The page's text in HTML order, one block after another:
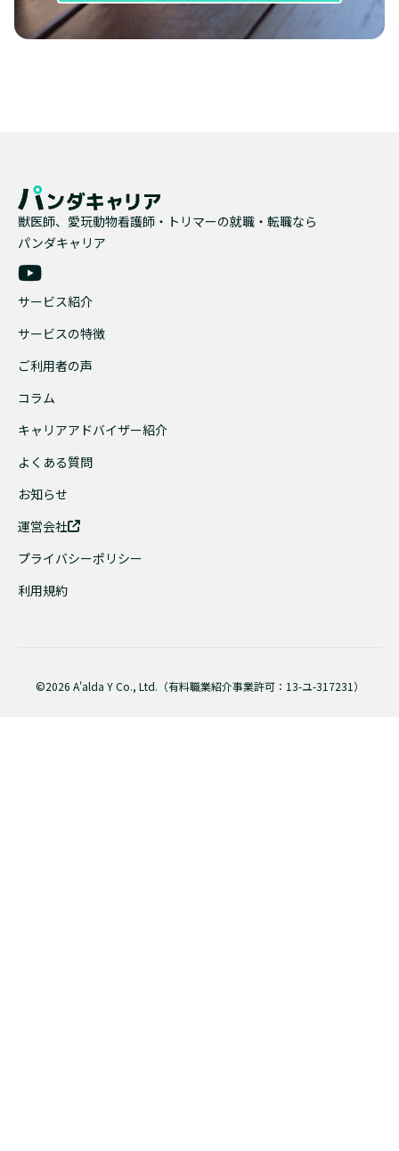
獣医師、愛玩動物看護師・トリマーの就職・転職なら
パンダキャリア
サービス紹介
サービスの特徴
ご利用者の声
コラム
キャリアアドバイザー紹介
よくある質問
お知らせ
運営会社
プライバシーポリシー
利用規約
©2026 A'alda Y Co., Ltd.（有料職業紹介事業許可：13-ユ-317231）